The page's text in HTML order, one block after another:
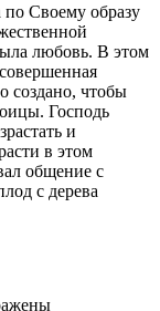
по Своему образу
любовь. В этом
создано, чтобы
Господь
и
в этом
общение с
с дерева